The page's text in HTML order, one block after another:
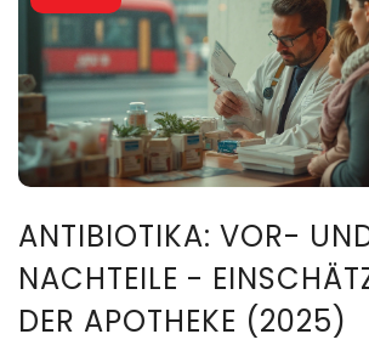
ANTIBIOTIKA: VOR-
NACHTEILE -
DER APOTHEKE (2025)